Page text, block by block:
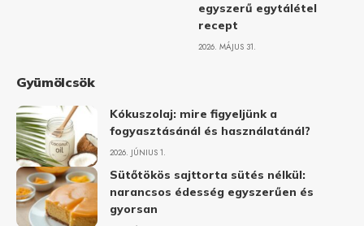
egyszerű egytálétel
recept
2026. MÁJUS 31.
Gyümölcsök
Kókuszolaj: mire figyeljünk a
fogyasztásánál és használatánál?
2026. JÚNIUS 1.
Sütőtökös sajttorta sütés nélkül:
narancsos édesség egyszerűen és
gyorsan